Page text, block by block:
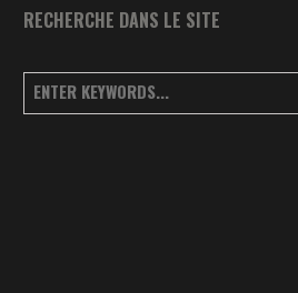
RECHERCHE DANS LE SITE